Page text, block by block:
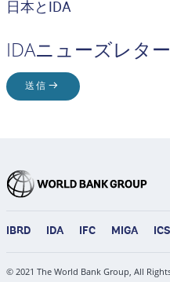
日本とIDA
IDAニューズレタ
送信
IBRD IDA IFC MIGA
© 2021 The World Bank Group, All